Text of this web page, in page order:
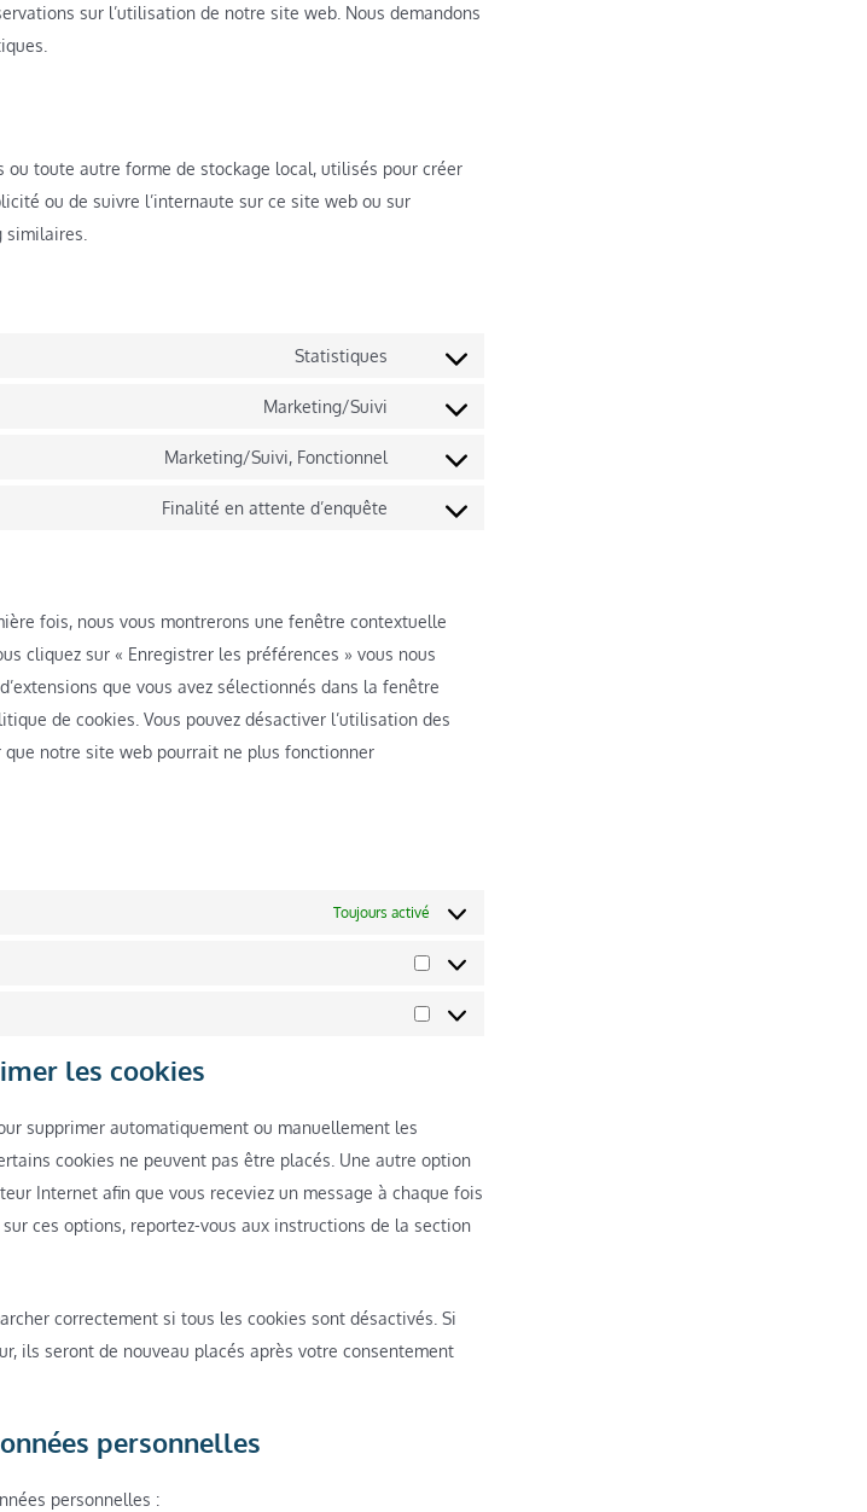
sur l’utilisation de notre site web. Nous demandons
toute autre forme de stockage local, utilisés pour créer
ou de suivre l’internaute sur ce site web ou sur
Statistiques
Marketing/Suivi
Marketing/Suivi, Fonctionnel
Finalité en attente d’enquête
fois, nous vous montrerons une fenêtre contextuelle
cliquez sur « Enregistrer les préférences » vous nous
que vous avez sélectionnés dans la fenêtre
de cookies. Vous pouvez désactiver l’utilisation des
notre site web pourrait ne plus fonctionner
Toujours activé
les cookies
supprimer automatiquement ou manuellement les
cookies ne peuvent pas être placés. Une autre option
Internet afin que vous receviez un message à chaque fois
ces options, reportez-vous aux instructions de la section
correctement si tous les cookies sont désactivés. Si
ils seront de nouveau placés après votre consentement
personnelles
personnelles :